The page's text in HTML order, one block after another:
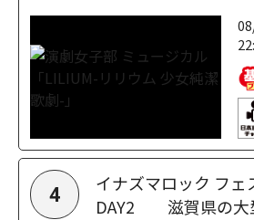
4
イナズマロック フ
DAY2 滋賀県の大